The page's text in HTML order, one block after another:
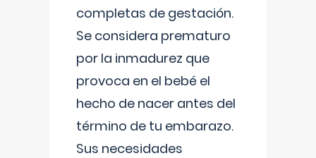
completas de gestación.
Se considera prematuro
por la inmadurez que
provoca en el bebé el
hecho de nacer antes del
término de tu embarazo.
Sus necesidades